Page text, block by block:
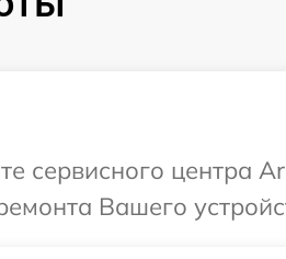
сервисного центра
Вашего